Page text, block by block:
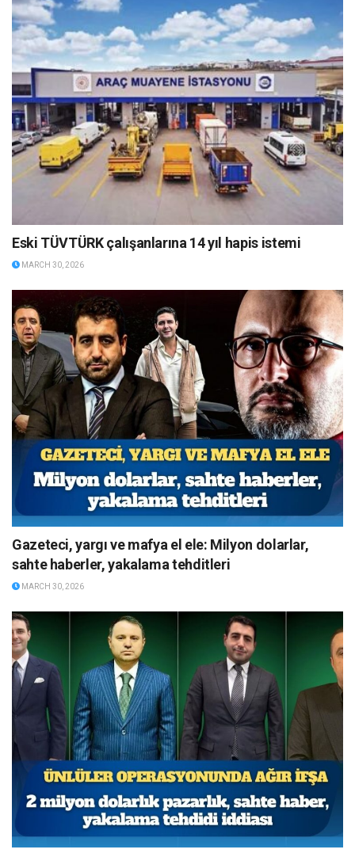
Eski TÜVTÜRK çalışanlarına 14 yıl hapis istemi
MARCH 30, 2026
Gazeteci, yargı ve mafya el ele: Milyon dolarlar,
sahte haberler, yakalama tehditleri
MARCH 30, 2026